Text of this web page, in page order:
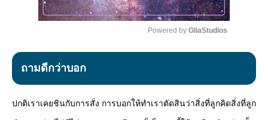
Mute
Powered by GliaStudios
ถามดีกว่าบอก
ปกติเราเคยชินกับการสั่ง การบอกให้ทำเราตัดสินว่าสิ่งที่ลูกคิดสิ่งที่ลูก